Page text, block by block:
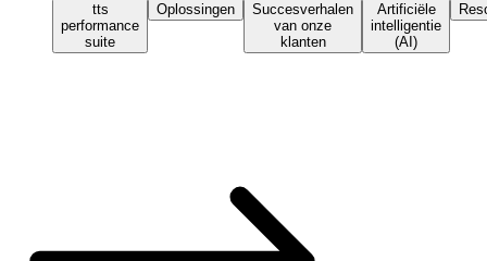
tts
performance
suite
Oplossingen
Succesverhalen
van onze
klanten
Artificiële
intelligentie
(AI)